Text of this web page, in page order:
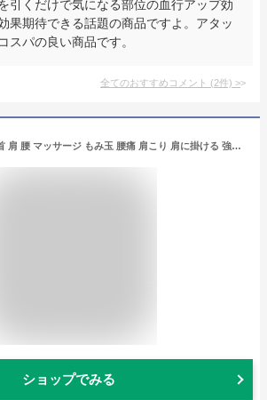
引くだけで気になる部位の血行アップ効
果期待できる話題の商品ですよ。アタッ
スパの良い商品です。
全てのおすすめコメント (2件) >
マッサージ器 首 肩 腰 マッサージ もみ玉 腰痛 肩こり 肩に掛ける 強さ 調整できる 肩凝り用 ネックマッサー タイマー付き 安心 送料無料 父の日 母の日 敬老の日 プレゼント 実用的 ギフト 健康 組立不要
ショップでみる